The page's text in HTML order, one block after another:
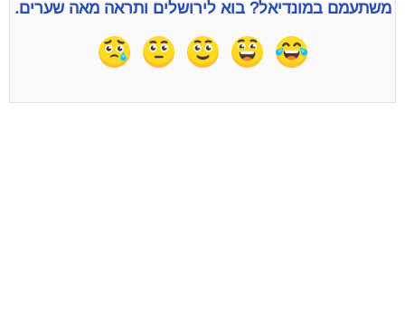
משתעמם במונדיאל? בוא לירושלים ותראה מאה שערים.